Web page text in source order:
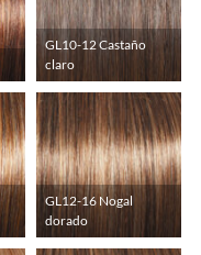
GL10-12 Castaño
claro
GL12-16 Nogal
dorado